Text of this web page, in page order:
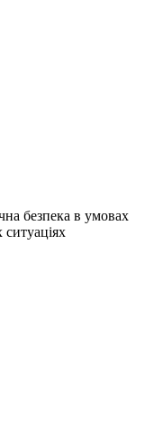
безпека в умовах